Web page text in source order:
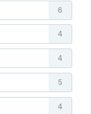
6
4
4
5
4